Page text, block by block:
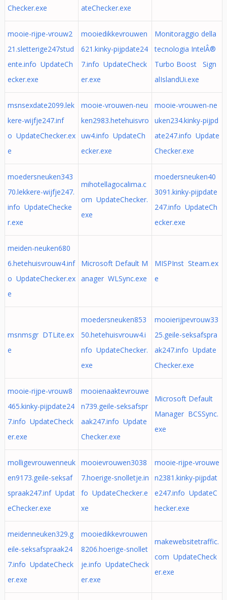
Checker.exe
ateChecker.exe
mooie-rijpe-vrouw2
21.sletterige247stud
ente.info UpdateCh
ecker.exe
mooiedikkevrouwen
621.kinky-pijpdate24
7.info UpdateCheck
er.exe
Monitoraggio della
tecnologia IntelÂ®
Turbo Boost Sign
alIslandUi.exe
msnsexdate2099.lek
kere-wijfje247.inf
o UpdateChecker.ex
e
mooie-vrouwen-neu
ken2983.hetehuisvro
uw4.info UpdateCh
ecker.exe
mooie-vrouwen-ne
uken234.kinky-pijpd
ate247.info Update
Checker.exe
moedersneuken343
70.lekkere-wijfje247.
info UpdateChecke
r.exe
mihotellagocalima.c
om UpdateChecker.
exe
moedersneuken40
3091.kinky-pijpdate
247.info UpdateCh
ecker.exe
meiden-neuken680
6.hetehuisvrouw4.inf
o UpdateChecker.ex
e
Microsoft Default M
anager WLSync.exe
MISPInst Steam.ex
e
msnmsgr DTLite.ex
e
moedersneuken853
50.hetehuisvrouw4.i
nfo UpdateChecker.
exe
mooierijpevrouw33
25.geile-seksafspra
ak247.info Update
Checker.exe
mooie-rijpe-vrouw8
465.kinky-pijpdate24
7.info UpdateCheck
er.exe
mooienaaktevrouwe
n739.geile-seksafspr
aak247.info Update
Checker.exe
Microsoft Default
Manager BCSSync.
exe
molligevrouwenneuk
en9173.geile-seksaf
spraak247.inf Updat
eChecker.exe
mooievrouwen3038
7.hoerige-snolletje.in
fo UpdateChecker.e
xe
mooie-rijpe-vrouwe
n2381.kinky-pijpdat
e247.info UpdateC
hecker.exe
meidenneuken329.g
eile-seksafspraak24
7.info UpdateCheck
er.exe
mooiedikkevrouwen
8206.hoerige-snollet
je.info UpdateCheck
er.exe
makewebsitetraffic.
com UpdateCheck
er.exe